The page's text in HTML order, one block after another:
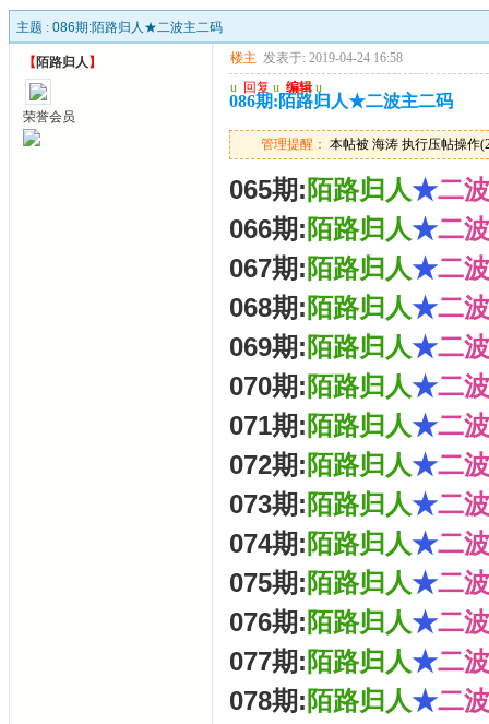
主题 : 086期:陌路归人★二波主二码
【 陌路归人 】
荣誉会员
楼主 发表于: 2019-04-24 16:58
u 回复 u 编辑 u
086期:陌路归人★二波主二码
管理提醒： 本帖被 海涛 执行压帖操作
065期: 陌路归人★二
066期: 陌路归人★二
067期: 陌路归人★二
068期: 陌路归人★二
069期: 陌路归人★二
070期: 陌路归人★二
071期: 陌路归人★二
072期: 陌路归人★二
073期: 陌路归人★二
074期: 陌路归人★二
075期: 陌路归人★二
076期: 陌路归人★二
077期: 陌路归人★二
078期: 陌路归人★二